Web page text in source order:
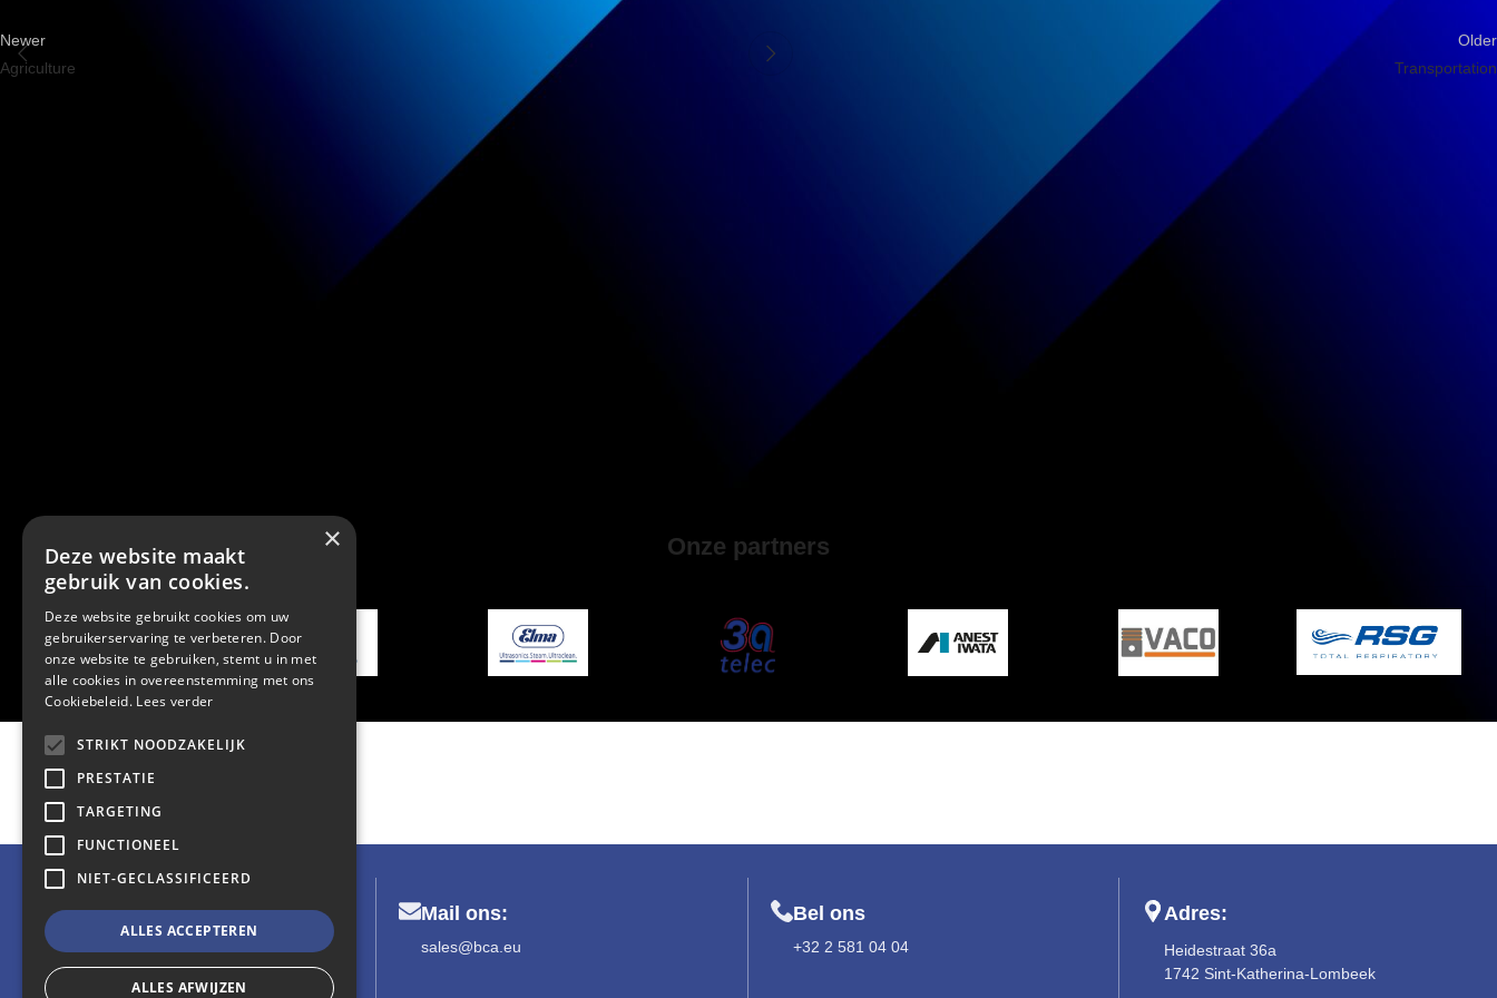
Newer
Agriculture
Older
Transportation
Onze partners
Mail ons:
sales@bca.eu
Bel ons
+32 2 581 04 04
Adres:
Heidestraat 36a
1742 Sint-Katherina-Lombeek
×
Deze website maakt
gebruik van cookies.
Deze website gebruikt cookies om uw
gebruikerservaring te verbeteren. Door
onze website te gebruiken, stemt u in met
alle cookies in overeenstemming met ons
Cookiebeleid. Lees verder
STRIKT NOODZAKELIJK
PRESTATIE
TARGETING
FUNCTIONEEL
NIET-GECLASSIFICEERD
ALLES ACCEPTEREN
ALLES AFWIJZEN